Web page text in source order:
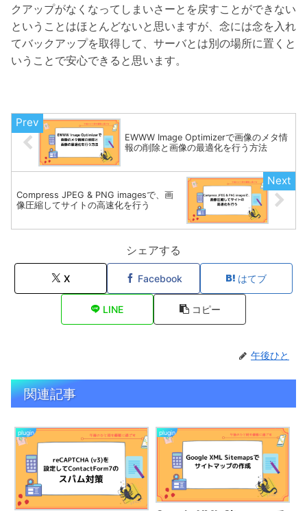
クアップがなくなってしまいさーとを戻すことができない
ということはほとんどないと思いますが、念には念を入れ
てバックアップを取得して、サーバとは別の場所に置くと
いうことで安心できると思います。
EWWW Image Optimizerで画像のメタ情
報の削除と画像の最適化を行う方法
Compress JPEG & PNG imagesで、画
像圧縮してサイトの高速化を行う
シェアする
X Facebook はてブ
LINE コピー
午後ひと
関連記事
plugin plugin